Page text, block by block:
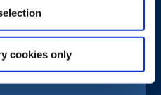
cookies only